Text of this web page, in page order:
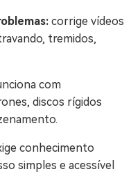
corrige vídeos
tremidos,
com
discos rígidos
conhecimento
simples e acessível